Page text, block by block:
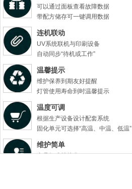
可以通过面板查看故障数据
带配方储存可一键调用数据
连机联动
UV系统联机与印刷设备
自动同步“待机或工作”
温馨提示
维护保养到期友好提醒
灯管使用寿命到时温馨提示
温度可调
根据生产设备设计配套系统
固化单元可选择“高温、中温、低温”
维护简单
产品标准模块化